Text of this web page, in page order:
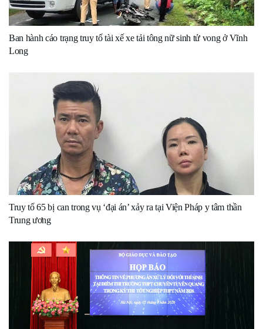
Ban hành cáo trạng truy tố tài xế xe tải tông nữ sinh tử vong ở Vĩnh
Long
Truy tố 65 bị can trong vụ ‘đại án’ xảy ra tại Viện Pháp y tâm thần
Trung ương